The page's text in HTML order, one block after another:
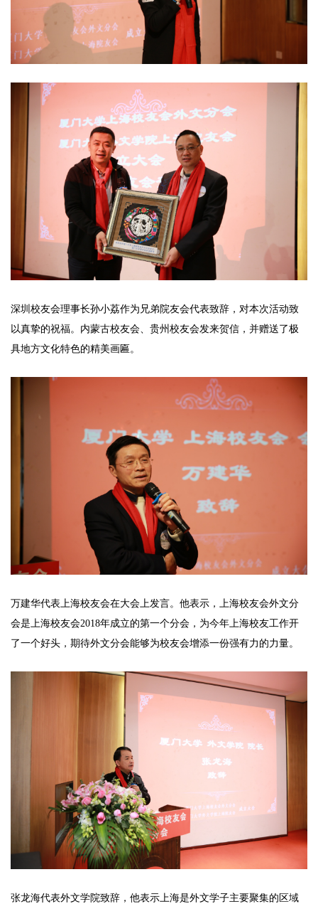
深圳校友会理事长孙小荔作为兄弟院友会代表致辞，对本次活动致
以真挚的祝福。内蒙古校友会、贵州校友会发来贺信，并赠送了极
具地方文化特色的精美画匾。
万建华代表上海校友会在大会上发言。他表示，上海校友会外文分
会是上海校友会2018年成立的第一个分会，为今年上海校友工作开
了一个好头，期待外文分会能够为校友会增添一份强有力的力量。
张龙海代表外文学院致辞，他表示上海是外文学子主要聚集的区域